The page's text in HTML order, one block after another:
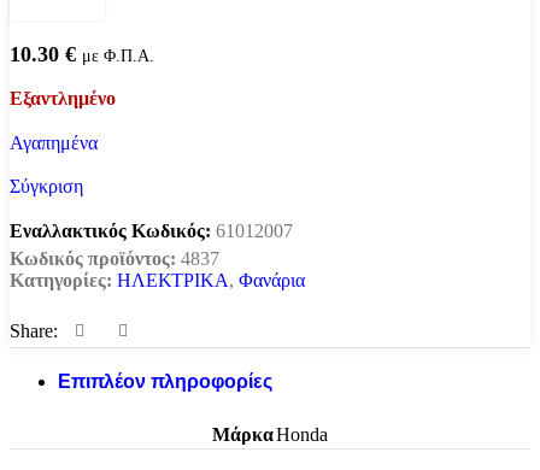
10.30 € με Φ.Π.Α.
Εξαντλημένο
Αγαπημένα
Σύγκριση
Εναλλακτικός Κωδικός: 61012007
Κωδικός προϊόντος: 4837
Κατηγορίες: ΗΛΕΚΤΡΙΚΑ, Φανάρια
Share:
Επιπλέον πληροφορίες
ΜάρκαHonda